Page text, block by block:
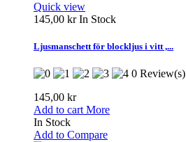
Quick view
145,00 krIn Stock
Ljusmanschett för blockljus i vitt ,...
0 Review(s)
145,00 kr
Add to cart More
In Stock
Add to Compare